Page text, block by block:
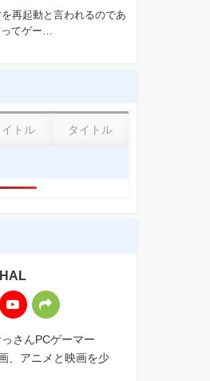
再起動と言われるのであ
てゲー…
イトル タイトル
HAL
さんPCゲーマー
、アニメと映画を少